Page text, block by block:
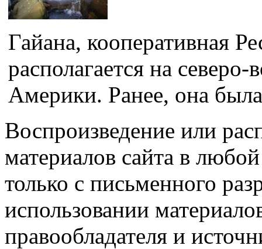
Гайана, кооперативная
располагается на
Америки. Ранее, она
Воспроизведение или
материалов сайта в
только с письменного
использовании
правообладателя и